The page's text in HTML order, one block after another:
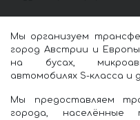
Мы организуем
город Австрии и
на бусах,
автомобилях S-класса и
Мы предоставляем
города, населённые